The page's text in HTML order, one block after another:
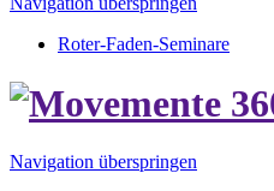
Roter-Faden-Seminare
Navigation überspringen